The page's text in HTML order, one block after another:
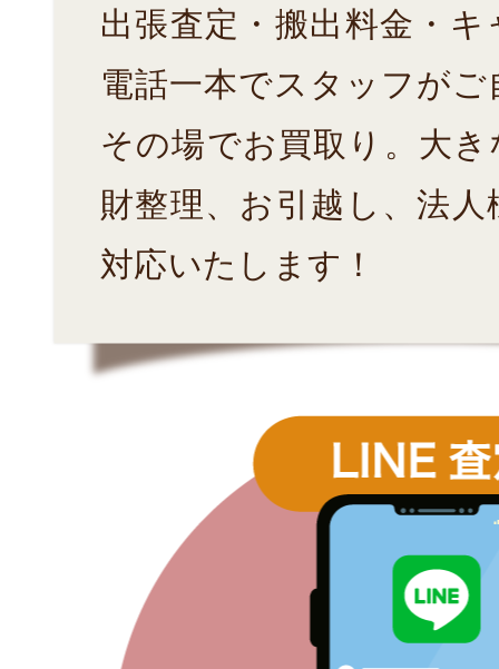
出張査定・搬出料金・
電話一本でスタッフが
その場でお買取り。大
財整理、お引越し、法
対応いたします！